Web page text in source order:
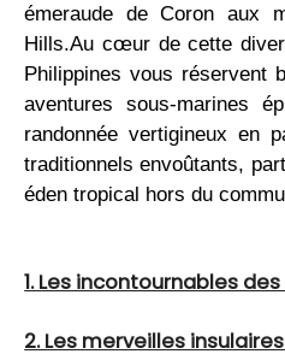
émeraude de Coron aux
Hills.Au cœur de cette
Philippines vous réservent
aventures sous-marines
randonnée vertigineux en
traditionnels envoûtants,
éden tropical hors du
1. Les incontournables
2. Les merveilles